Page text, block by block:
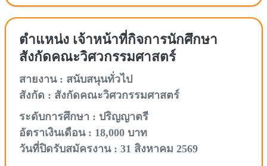
ตำแหน่ง เจ้าหน้าที่กิจการนักศึกษา
สังกัดคณะวิศวกรรมศาสตร์
สายงาน : สนับสนุนทั่วไป
สังกัด : สังกัดคณะวิศวกรรมศาสตร์
ระดับการศึกษา : ปริญญาตรี
อัตราเงินเดือน : 18,000 บาท
วันที่ปิดรับสมัครงาน : 31 สิงหาคม 2569